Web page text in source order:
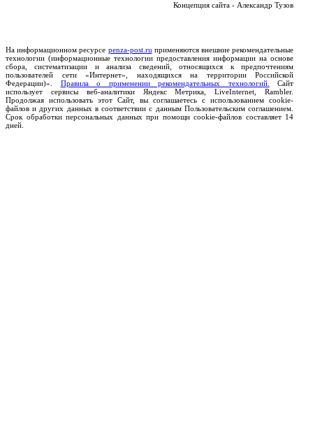
Концепция сайта - Александр Тузов
На информационном ресурсе penza-post.ru применяются внешние рекомендательные
технологии (информационные технологии предоставления информации на основе
сбора, систематизации и анализа сведений, относящихся к предпочтениям
пользователей сети «Интернет», находящихся на территории Российской
Федерации)». Правила о применении рекомендательных технологий.
Сайт
использует сервисы веб-аналитики Яндекс Метрика, LiveInternet, Rambler.
Продолжая использовать этот Сайт, вы соглашаетесь с использованием cookie-
файлов и других данных в соответствии с данным Пользовательским соглашением.
Срок обработки персональных данных при помощи cookie-файлов составляет 14
дней.